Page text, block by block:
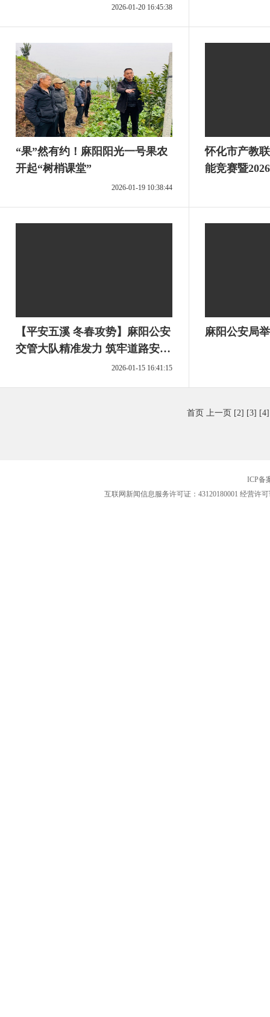
2026-01-20 16:45:38
“果”然有约！麻阳阳光一号果农
开起“树梢课堂”
2026-01-19 10:38:44
怀化市产教
能竞赛暨
【平安五溪 冬春攻势】麻阳公安
交管大队精准发力 筑牢道路安全
2026-01-15 16:41:15
麻阳公安局
首页 上一页 [2] [3] [4]
ICP备
互联网新闻信息服务许可证：43120180001 经营许可